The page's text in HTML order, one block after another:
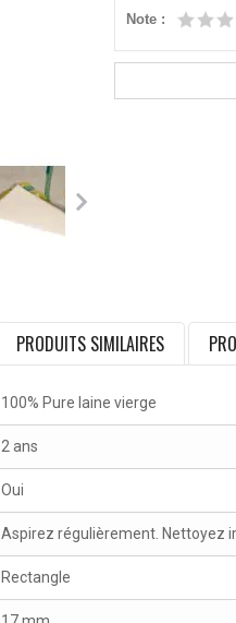
Note :
PRODUITS SIMILAIRES
100% Pure laine vierge
2 ans
Oui
Aspirez régulièrement. Nettoyez
Rectangle